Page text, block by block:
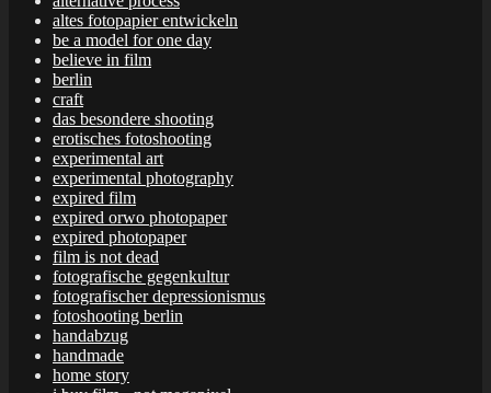
altes fotopapier entwickeln
be a model for one day
believe in film
berlin
craft
das besondere shooting
erotisches fotoshooting
experimental art
experimental photography
expired film
expired orwo photopaper
expired photopaper
film is not dead
fotografische gegenkultur
fotografischer depressionismus
fotoshooting berlin
handabzug
handmade
home story